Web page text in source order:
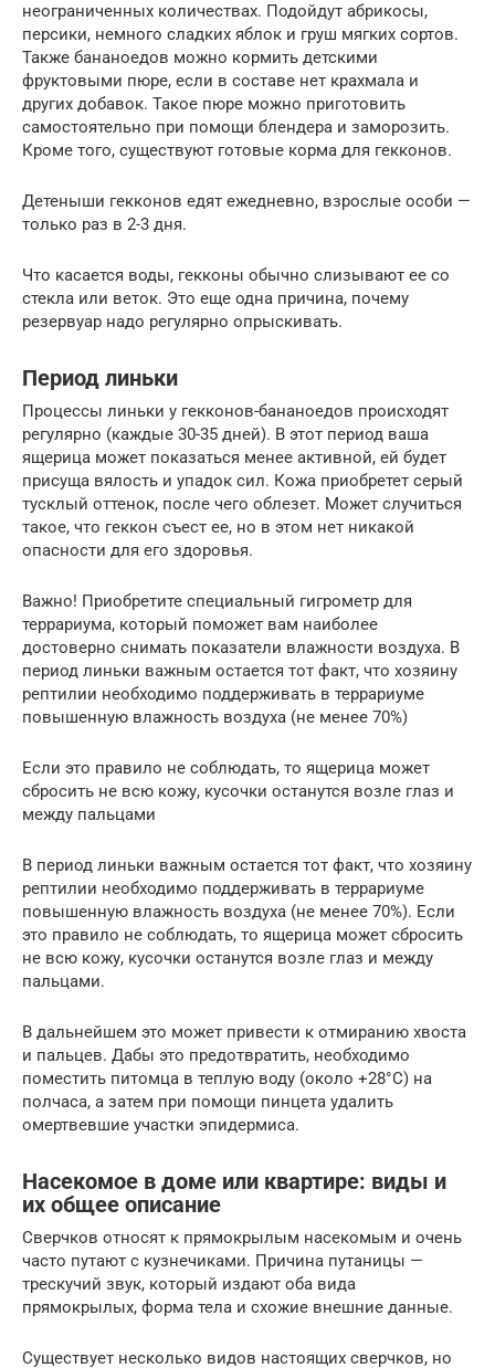
неограниченных количествах. Подойдут абрикосы,
персики, немного сладких яблок и груш мягких сортов.
Также бананоедов можно кормить детскими
фруктовыми пюре, если в составе нет крахмала и
других добавок. Такое пюре можно приготовить
самостоятельно при помощи блендера и заморозить.
Кроме того, существуют готовые корма для гекконов.
Детеныши гекконов едят ежедневно, взрослые особи —
только раз в 2-3 дня.
Что касается воды, гекконы обычно слизывают ее со
стекла или веток. Это еще одна причина, почему
резервуар надо регулярно опрыскивать.
Период линьки
Процессы линьки у гекконов-бананоедов происходят
регулярно (каждые 30-35 дней). В этот период ваша
ящерица может показаться менее активной, ей будет
присуща вялость и упадок сил. Кожа приобретет серый
тусклый оттенок, после чего облезет. Может случиться
такое, что геккон съест ее, но в этом нет никакой
опасности для его здоровья.
Важно! Приобретите специальный гигрометр для
террариума, который поможет вам наиболее
достоверно снимать показатели влажности воздуха. В
период линьки важным остается тот факт, что хозяину
рептилии необходимо поддерживать в террариуме
повышенную влажность воздуха (не менее 70%)
Если это правило не соблюдать, то ящерица может
сбросить не всю кожу, кусочки останутся возле глаз и
между пальцами
В период линьки важным остается тот факт, что хозяину
рептилии необходимо поддерживать в террариуме
повышенную влажность воздуха (не менее 70%). Если
это правило не соблюдать, то ящерица может сбросить
не всю кожу, кусочки останутся возле глаз и между
пальцами.
В дальнейшем это может привести к отмиранию хвоста
и пальцев. Дабы это предотвратить, необходимо
поместить питомца в теплую воду (около +28°С) на
полчаса, а затем при помощи пинцета удалить
омертвевшие участки эпидермиса.
Насекомое в доме или квартире: виды и
их общее описание
Сверчков относят к прямокрылым насекомым и очень
часто путают с кузнечиками. Причина путаницы —
трескучий звук, который издают оба вида
прямокрылых, форма тела и схожие внешние данные.
Существует несколько видов настоящих сверчков, но